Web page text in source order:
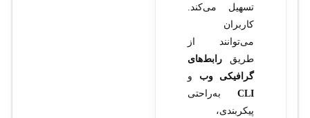
تسهیل می‌کند.
کاربران
می‌توانند از
طریق رابط‌های
گرافیکی وب و
CLIبه‌راحتی
پیکربندی،